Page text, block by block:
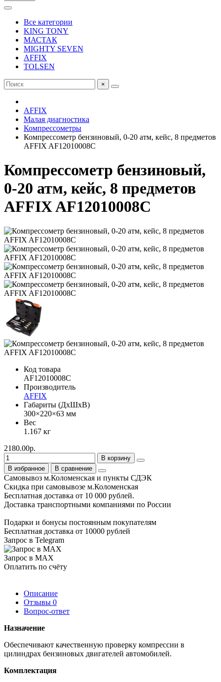
Все категории
KING TONY
МАСТАК
MIGHTY SEVEN
AFFIX
TOLSEN
×
AFFIX
Малая диагностика
Компрессометры
Компрессометр бензиновый, 0-20 атм, кейс, 8 предметов
AFFIX AF12010008C
Компрессометр бензиновый,
0-20 атм, кейс, 8 предметов
AFFIX AF12010008C
Код товара
AF12010008C
Производитель
AFFIX
Габариты (ДхШхВ)
300×220×63 мм
Вес
1.167 кг
2180.00р.
В корзину
В избранное
В сравнение
Самовывоз м.Коломенская и пункты СДЭК
Скидка при самовывозе м.Коломенская
Бесплатная доставка от 10 000 рублей.
Доставка транспортными компаниями по России
Подарки и бонусы постоянным покупателям
Бесплатная доставка от 10000 рублей
Запрос в Telegram
Запрос в MAX
Оплатить по счёту
Описание
Отзывы 0
Вопрос-ответ
Назначение
Обеспечивают качественную проверку компрессии в
цилиндрах бензиновых двигателей автомобилей.
Комплектация